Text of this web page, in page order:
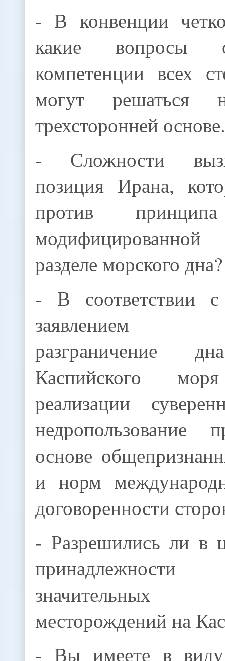
- В конвенции
какие вопросы
компетенции всех
могут
трехсторонней
- Сложности
позиция Ирана,
против
разделе морского дна?
- В соответствии с
заявлением
разграничение
Каспийского
реализации
недропользование
основе
и норм
договоренности
- Разрешились ли в
месторождений на
- Вы имеете в